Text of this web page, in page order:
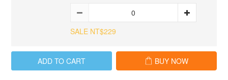
SALE NT$229
ADD TO CART BUY NOW